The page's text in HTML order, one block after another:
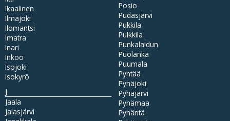
Ikaalinen
Ilmajoki
Ilomantsi
Imatra
Inari
Inkoo
Isojoki
Isokyrö
J
Jaala
Jalasjärvi
Posio
Pudasjärvi
Pukkila
Pulkkila
Punkalaidun
Puolanka
Puumala
Pyhtää
Pyhäjoki
Pyhäjärvi
Pyhämaa
Pyhäntä